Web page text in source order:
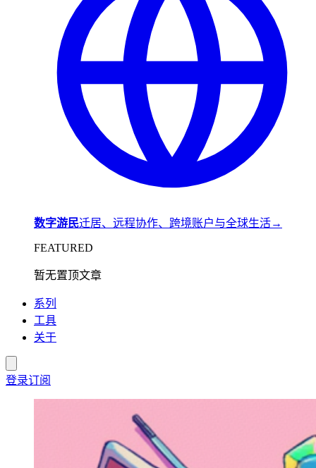
数字游民迁居、远程协作、跨境账户与全球生活→
FEATURED
暂无置顶文章
系列
工具
关于
登录订阅